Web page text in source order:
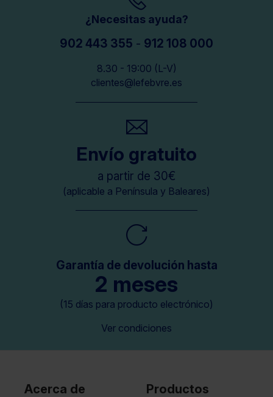
¿Necesitas ayuda?
902 443 355 - 912 108 000
8.30 - 19:00 (L-V)
clientes@lefebvre.es
Envío gratuito
a partir de 30€
(aplicable a Península y Baleares)
Garantía de devolución hasta
2 meses
(15 días para producto electrónico)
Ver condiciones
Acerca de
Productos